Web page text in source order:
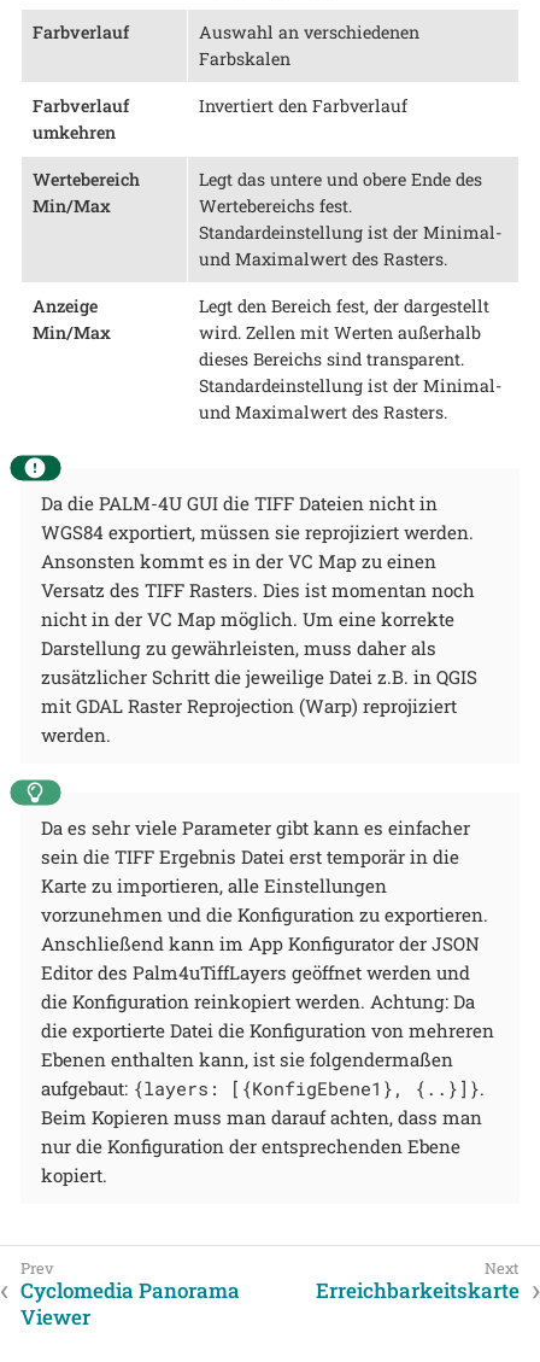
Farbverlauf
Auswahl an verschiedenen
Farbskalen
Farbverlauf
umkehren
Invertiert den Farbverlauf
Wertebereich
Min/Max
Legt das untere und obere Ende des
Wertebereichs fest.
Standardeinstellung ist der Minimal-
und Maximalwert des Rasters.
Anzeige
Min/Max
Legt den Bereich fest, der dargestellt
wird. Zellen mit Werten außerhalb
dieses Bereichs sind transparent.
Standardeinstellung ist der Minimal-
und Maximalwert des Rasters.
Da die PALM-4U GUI die TIFF Dateien nicht in
WGS84 exportiert, müssen sie reprojiziert werden.
Ansonsten kommt es in der VC Map zu einen
Versatz des TIFF Rasters. Dies ist momentan noch
nicht in der VC Map möglich. Um eine korrekte
Darstellung zu gewährleisten, muss daher als
zusätzlicher Schritt die jeweilige Datei z.B. in QGIS
mit GDAL Raster Reprojection (Warp) reprojiziert
werden.
Da es sehr viele Parameter gibt kann es einfacher
sein die TIFF Ergebnis Datei erst temporär in die
Karte zu importieren, alle Einstellungen
vorzunehmen und die Konfiguration zu exportieren.
Anschließend kann im App Konfigurator der JSON
Editor des Palm4uTiffLayers geöffnet werden und
die Konfiguration reinkopiert werden. Achtung: Da
die exportierte Datei die Konfiguration von mehreren
Ebenen enthalten kann, ist sie folgendermaßen
aufgebaut: {layers: [{KonfigEbene1}, {..}]}.
Beim Kopieren muss man darauf achten, dass man
nur die Konfiguration der entsprechenden Ebene
kopiert.
Cyclomedia Panorama
Viewer
Erreichbarkeitskarte